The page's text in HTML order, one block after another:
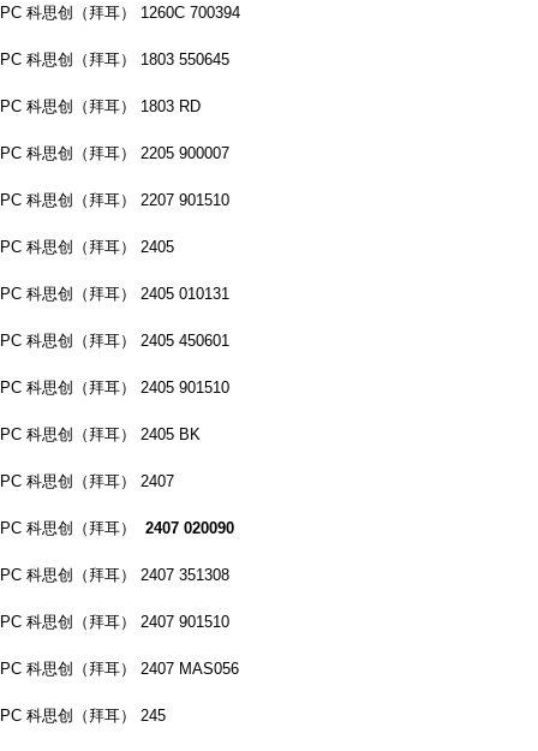
PC 科思创（拜耳） 1260C 700394
PC 科思创（拜耳） 1803 550645
PC 科思创（拜耳） 1803 RD
PC 科思创（拜耳） 2205 900007
PC 科思创（拜耳） 2207 901510
PC 科思创（拜耳） 2405
PC 科思创（拜耳） 2405 010131
PC 科思创（拜耳） 2405 450601
PC 科思创（拜耳） 2405 901510
PC 科思创（拜耳） 2405 BK
PC 科思创（拜耳） 2407
PC 科思创（拜耳） 2407 020090
PC 科思创（拜耳） 2407 351308
PC 科思创（拜耳） 2407 901510
PC 科思创（拜耳） 2407 MAS056
PC 科思创（拜耳） 245